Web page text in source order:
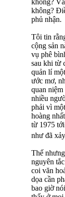
không?
phủ nhận.
Tôi tin
cộng sản
vụ phê
sau khi từ
quản lí
ước mơ,
quan
nhiều
phải vì
hoàng
từ 1975
như đã
Thế
nguyên
coi văn
dọa cần
bao giờ